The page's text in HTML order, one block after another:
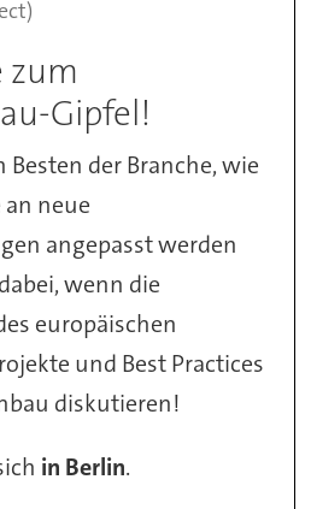
zum
Gipfel!
Besten der Branche, wie
neue
angepasst werden
wenn die
europäischen
und Best Practices
diskutieren!
in Berlin.